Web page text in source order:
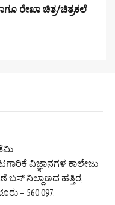
ರೇಖಾ ಚಿತ್ರ/ಚಿತ್ರಕಲೆ
ವಿಜ್ಞಾನಗಳ ಕಾಲೇಜು
ಬಸ್ ನಿಲ್ದಾಣದ ಹತ್ತಿರ,
– 560 097.